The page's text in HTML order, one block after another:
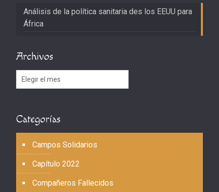
Análisis de la política sanitaria des los EEUU para
África
Archivos
Archivos
Categorías
Campos Solidarios
Capítulo 2022
Compañeros Fallecidos